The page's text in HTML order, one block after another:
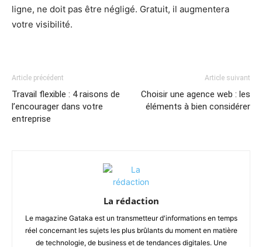
ligne, ne doit pas être négligé. Gratuit, il augmentera
votre visibilité.
Article précédent
Travail flexible : 4 raisons de
l’encourager dans votre
entreprise
Article suivant
Choisir une agence web : les
éléments à bien considérer
La rédaction
Le magazine Gataka est un transmetteur d'informations en temps
réel concernant les sujets les plus brûlants du moment en matière
de technologie, de business et de tendances digitales. Une